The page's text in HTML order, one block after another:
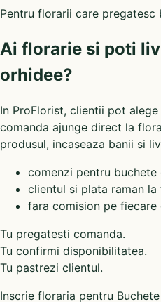
Pentru florarii care pregatesc
Ai florarie si poti
orhidee?
In ProFlorist, clientii pot
comanda ajunge direct la
produsul, incaseaza banii si
comenzi pentru
clientul si plata raman la
fara comision pe fiecare
Tu pregatesti comanda.
Tu confirmi disponibilitatea.
Tu pastrezi clientul.
Inscrie floraria pentru